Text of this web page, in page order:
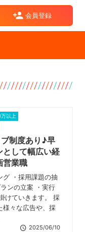
会員登録
以上
制度あり♪早
して幅広い経
営業職
グ ・採用課題の抽
ンの立案 ・実行
けていきます。 採
様々な広告や、採
2025/06/10